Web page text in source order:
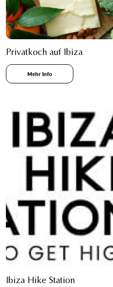
Privatkoch auf Ibiza
Mehr Info
Ibiza Hike Station